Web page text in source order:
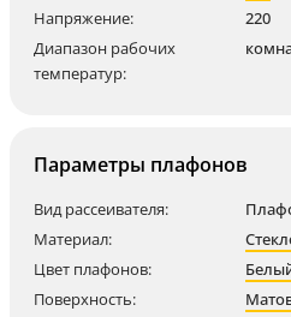
Напряжение:
220
Диапазон рабочих
температур:
Параметры плафонов
Вид рассеивателя:
Материал:
Цвет плафонов:
Поверхность: